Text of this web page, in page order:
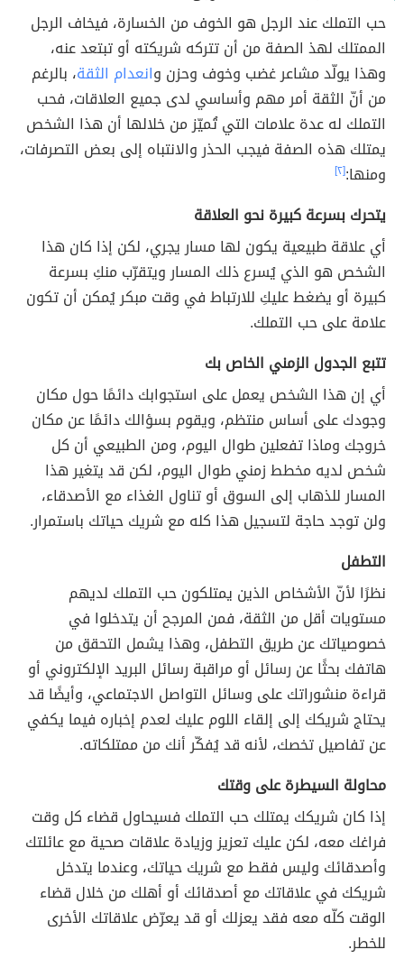
حب التملك عند الرجل هو الخوف من الخسارة، فيخاف الرجل
الممتلك لهذ الصفة من أن تتركه شريكته أو تبتعد عنه،
وهذا يولّد مشاعر غضب وخوف وحزن وانعدام الثقة، بالرغم
من أنّ الثقة أمر مهم وأساسي لدى جميع العلاقات، فحب
التملك له عدة علامات التي تُميّز من خلالها أن هذا الشخص
يمتلك هذه الصفة فيجب الحذر والانتباه إلى بعض التصرفات،
ومنها:[٢]
يتحرك بسرعة كبيرة نحو العلاقة
أي علاقة طبيعية يكون لها مسار يجري، لكن إذا كان هذا
الشخص هو الذي يُسرع ذلك المسار ويتقرّب منكِ بسرعة
كبيرة أو يضغط عليكِ للارتباط في وقت مبكر يُمكن أن تكون
علامة على حب التملك.
تتبع الجدول الزمني الخاص بك
أي إن هذا الشخص يعمل على استجوابك دائمًا حول مكان
وجودك على أساس منتظم، ويقوم بسؤالك دائمًا عن مكان
خروجك وماذا تفعلين طوال اليوم، ومن الطبيعي أن كل
شخص لديه مخطط زمني طوال اليوم، لكن قد يتغير هذا
المسار للذهاب إلى السوق أو تناول الغذاء مع الأصدقاء،
ولن توجد حاجة لتسجيل هذا كله مع شريك حياتك باستمرار.
التطفل
نظرًا لأنّ الأشخاص الذين يمتلكون حب التملك لديهم
مستويات أقل من الثقة، فمن المرجح أن يتدخلوا في
خصوصياتك عن طريق التطفل، وهذا يشمل التحقق من
هاتفك بحثًا عن رسائل أو مراقبة رسائل البريد الإلكتروني أو
قراءة منشوراتك على وسائل التواصل الاجتماعي، وأيضًا قد
يحتاج شريكك إلى إلقاء اللوم عليك لعدم إخباره فيما يكفي
عن تفاصيل تخصك، لأنه قد يُفكّر أنك من ممتلكاته.
محاولة السيطرة على وقتك
إذا كان شريكك يمتلك حب التملك فسيحاول قضاء كل وقت
فراغك معه، لكن عليك تعزيز وزيادة علاقات صحية مع عائلتك
وأصدقائك وليس فقط مع شريك حياتك، وعندما يتدخل
شريكك في علاقاتك مع أصدقائك أو أهلك من خلال قضاء
الوقت كلّه معه فقد يعزلك أو قد يعرّض علاقاتك الأخرى
للخطر.